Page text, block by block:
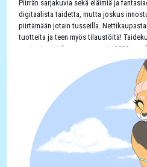
Piirrän sarjakuvia sekä eläimiä ja
digitaalista taidetta, mutta joskus
piirtämään jotain tusseilla.
tuotteita ja teen myös tilaustöitä!
vuotta ja nettikaupan perustin 2020
@Koirakoirana
avaimenperiä furry/turri
mytologia
pinssejä,
verkkokauppa